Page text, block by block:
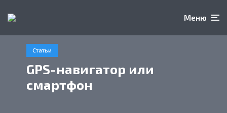
Меню
Статьи
GPS-навигатор или
смартфон